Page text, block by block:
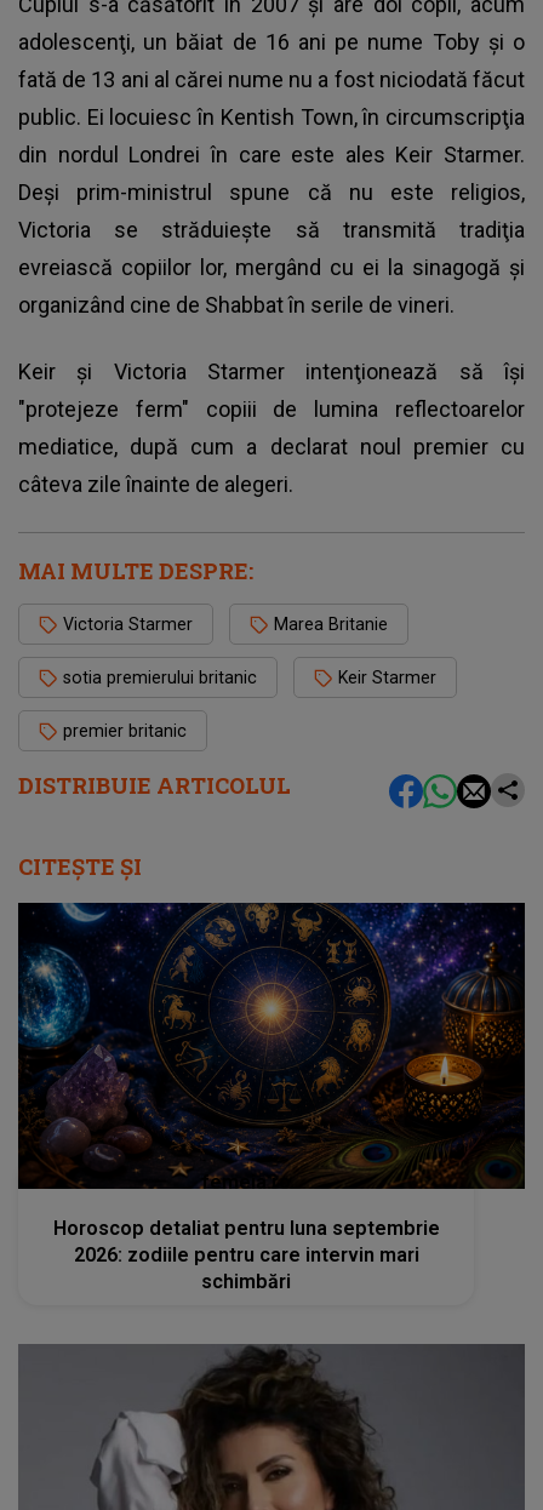
DISTRIBUIE ARTICOLUL
adolescenţi, un băiat de 16 ani pe nume Toby şi o
fată de 13 ani al cărei nume nu a fost niciodată făcut
public. Ei locuiesc în Kentish Town, în circumscripţia
din nordul Londrei în care este ales Keir Starmer.
Deşi prim-ministrul spune că nu este religios,
Victoria se străduieşte să transmită tradiţia
evreiască copiilor lor, mergând cu ei la sinagogă şi
organizând cine de Shabbat în serile de vineri.
Keir şi Victoria Starmer intenţionează să îşi
"protejeze ferm" copiii de lumina reflectoarelor
mediatice, după cum a declarat noul premier cu
câteva zile înainte de alegeri.
MAI MULTE DESPRE:
Victoria Starmer Marea Britanie
sotia premierului britanic Keir Starmer
premier britanic
CITEȘTE ȘI
femeia.ro
Horoscop detaliat pentru luna septembrie
2026: zodiile pentru care intervin mari
schimbări